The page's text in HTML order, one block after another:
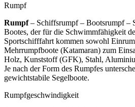
Rumpf
Rumpf– Schiffsrumpf – Bootsrumpf –
Bootes, der für die Schwimmfähigkeit
Sportschifffahrt kommen sowohl
Mehrrumpfboote (Katamaran) zum
Holz, Kunststoff (GFK), Stahl,
Je nach der Form des Rumpfes
gewichtstabile Segelboote.
Rumpfgeschwindigkeit